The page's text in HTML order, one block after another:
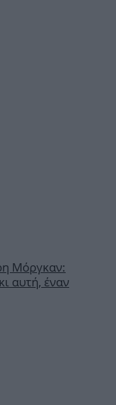
Μόργκαν:
αυτή, έναν